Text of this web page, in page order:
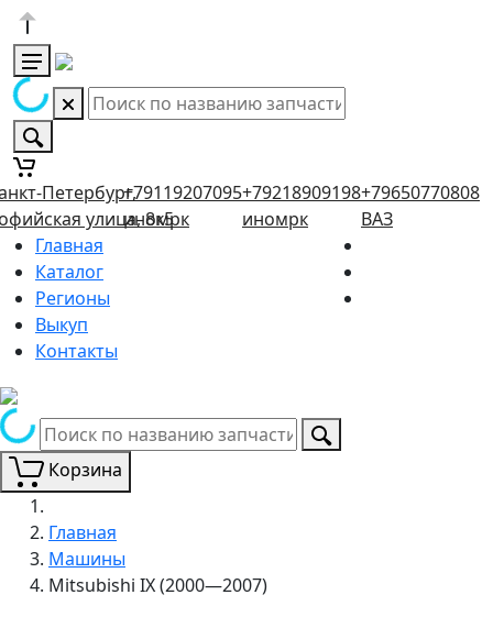
Петербург,
улица, 8к5
+79119207095
иномрк
+79218909198
иномрк
+79650770808
ВАЗ
Главная
Каталог
Регионы
Выкуп
Контакты
Корзина
Главная
Машины
Mitsubishi IX (2000—2007)